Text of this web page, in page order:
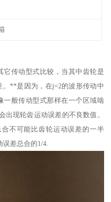
它传动型式比较，当其中齿轮是
**是因为，在j=2的波形传动中
般传动型式那样在一个区域啮
出现轮齿运动误差的不良数值。
不可能比齿轮运动误差的一半
差总合的1/4.